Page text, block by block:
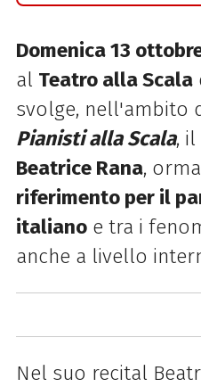
Domenica 13
al Teatro alla Scala
svolge, nell'ambito
Pianisti alla Scala, il
Beatrice Rana,
riferimento per il
italianoe tra i
anche a livello
Nel suo recital